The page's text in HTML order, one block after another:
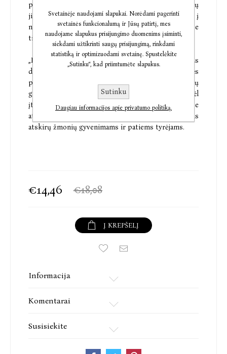
pagalbos į Hansą Rekę ir Mikaelą Vargas. Iš pradžių
jie abu buvo skeptiškai nusiteikę, bet pažvelgęs į
nuotrauką Rekė atranda detalių, kurios rodo, kad joje
tikrai įamžinta Klerė. Ar tai įmanoma?
„Memoria“ nukelia skaitytojus į paskutinį XX amžiaus
dešimtmetį, kai Rytų Europą purtė politinės
permainos, bankų krizės ir naujųjų turtuolių
grumtynės su postsovietiniu KGB monstru dėl
įtakos. Įtampos kupiname švediškame trileryje
atskleidžiami žiaurūs nusikaltimai, jų poveikis
atskirų žmonių gyvenimams ir patiems tyrėjams.
€14,46 €18,08
Į KREPŠELĮ
Informacija
Komentarai
Susisiekite
Svetainėje naudojami slapukai. Norėdami pagerinti
svetainės funkcionalumą ir Jūsų patirtį, mes
naudojame slapukus prisijungimo duomenims įsiminti,
siekdami užtikrinti saugų prisijungimą, rinkdami
statistiką ir optimizuodami svetainę. Spustelėkite
„Sutinku“, kad priimtumėte slapukus.
Sutinku
Daugiau informacijos apie privatumo politiką.